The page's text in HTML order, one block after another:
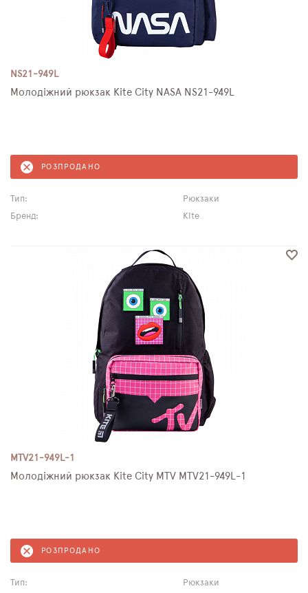
NS21-949L
Молодіжний рюкзак Kite City NASA NS21-949L
РОЗПРОДАНО
Тип:
Рюкзаки
Бренд:
Kite
MTV21-949L-1
Молодіжний рюкзак Kite City MTV MTV21-949L-1
РОЗПРОДАНО
Тип:
Рюкзаки